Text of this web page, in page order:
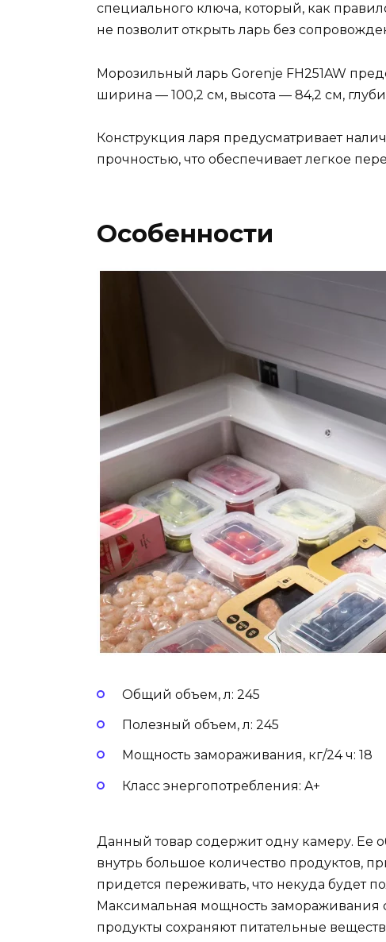
специального ключа, который, как
не позволит открыть ларь без
Морозильный ларь Gorenje FH251AW
ширина — 100,2 см, высота — 84,2 см,
Конструкция ларя предусматривает
прочностью, что обеспечивает легкое
Особенности
Общий объем, л: 245
Полезный объем, л: 245
Мощность замораживания, кг/24 ч: 18
Класс энергопотребления: A+
Данный товар содержит одну камеру. Ее
внутрь большое количество продуктов,
придется переживать, что некуда будет
Максимальная мощность замораживания
продукты сохраняют питательные